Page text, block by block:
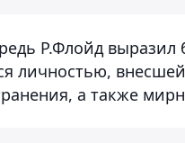
Р.Флойд выразил
личностью,
а также